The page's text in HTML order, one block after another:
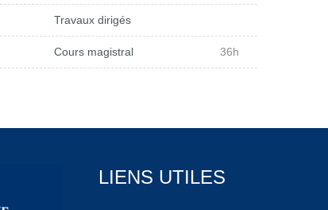
Travaux dirigés
Cours magistral 36h
LIENS UTILES